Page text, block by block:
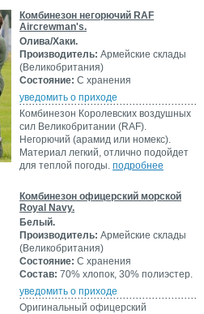
Комбинезон негорючий RAF
Aircrewman's.
Олива/Хаки.
Производитель: Армейские склады
(Великобритания)
Состояние: С хранения
уведомить о приходе
Комбинезон Королевских воздушных
сил Великобритании (RAF).
Негорючий (арамид или номекс).
Материал легкий, отлично подойдет
для теплой погоды. подробнее
Комбинезон офицерский морской
Royal Navy.
Белый.
Производитель: Армейские склады
(Великобритания)
Состояние: С хранения
Состав: 70% хлопок, 30% полиэстер.
уведомить о приходе
Оригинальный офицерский